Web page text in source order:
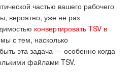
частью вашего рабочего
вероятно, уже не раз
конвертировать TSV в
с тем, насколько
эта задача — особенно когда
файлами TSV.